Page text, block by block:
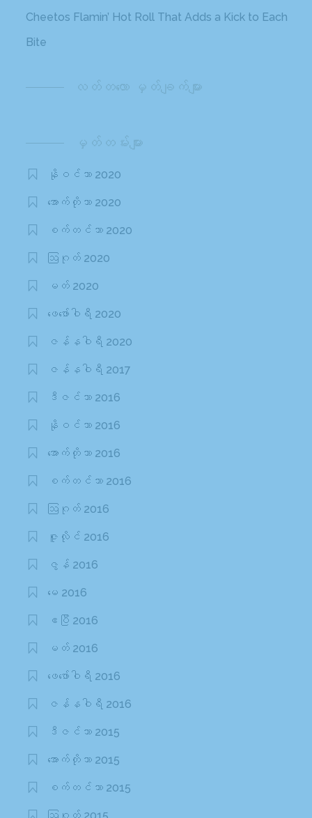
Cheetos Flamin’ Hot Roll That Adds a Kick to Each
Bite
လတ်တ‌လော မှတ်ချက်များ
မှတ်တမ်းများ
နိုဝင်ဘာ 2020
အောက်တိုဘာ 2020
စက်တင်ဘာ 2020
ဩဂုတ် 2020
မတ် 2020
ဖေ‌ဖော်ဝါရီ 2020
ဇန်နဝါရီ 2020
ဇန်နဝါရီ 2017
ဒီဇင်ဘာ 2016
နိုဝင်ဘာ 2016
အောက်တိုဘာ 2016
စက်တင်ဘာ 2016
ဩဂုတ် 2016
ဇူလိုင် 2016
ဇွန် 2016
မေ 2016
ဧပြီ 2016
မတ် 2016
ဖေ‌ဖော်ဝါရီ 2016
ဇန်နဝါရီ 2016
ဒီဇင်ဘာ 2015
အောက်တိုဘာ 2015
စက်တင်ဘာ 2015